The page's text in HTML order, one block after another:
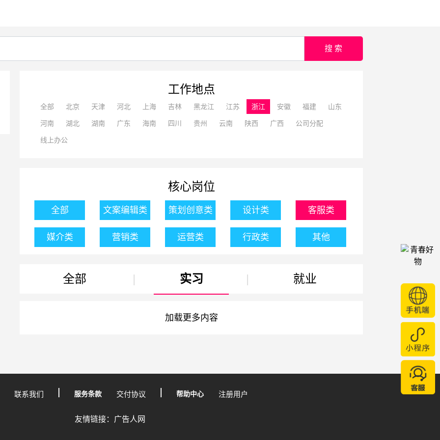
搜 索
工作地点
全部 北京 天津 河北 上海 吉林 黑龙江 江苏 浙江 安徽 福建 山东
河南 湖北 湖南 广东 海南 四川 贵州 云南 陕西 广西 公司分配
线上办公
核心岗位
全部 文案编辑类 策划创意类 设计类 客服类
媒介类 营销类 运营类 行政类 其他
全部 | 实习 | 就业
加载更多内容
联系我们 服务条款 交付协议 帮助中心 注册用户
友情链接：广告人网